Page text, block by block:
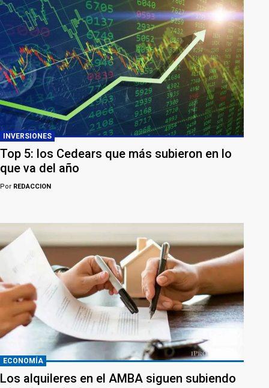
INVERSIONES
Top 5: los Cedears que más subieron en lo
que va del año
Por REDACCION
ECONOMÍA
Los alquileres en el AMBA siguen subiendo